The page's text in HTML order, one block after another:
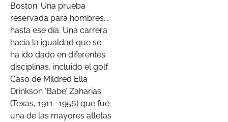
Boston. Una prueba
reservada para hombres..,
hasta ese día. Una carrera
hacia la igualdad que se
ha ido dado en diferentes
disciplinas, incluido el golf.
Caso de Mildred Ella
Drinkson ‘Babe’ Zaharias
(Texas, 1911 -1956) que fue
una de las mayores atletas